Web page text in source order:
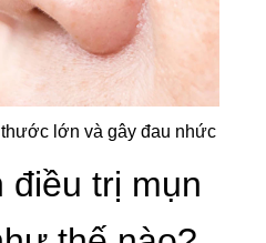
lớn và gây đau nhức
điều trị mụn